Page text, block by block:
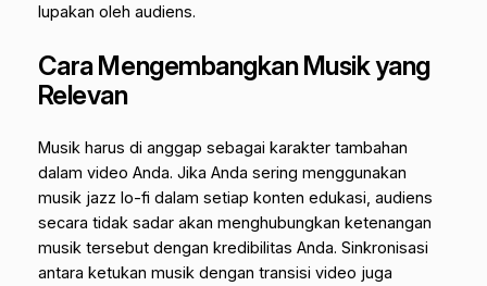
lupakan oleh audiens.
Cara Mengembangkan Musik yang
Relevan
Musik harus di anggap sebagai karakter tambahan
dalam video Anda. Jika Anda sering menggunakan
musik jazz lo-fi dalam setiap konten edukasi, audiens
secara tidak sadar akan menghubungkan ketenangan
musik tersebut dengan kredibilitas Anda. Sinkronisasi
antara ketukan musik dengan transisi video juga